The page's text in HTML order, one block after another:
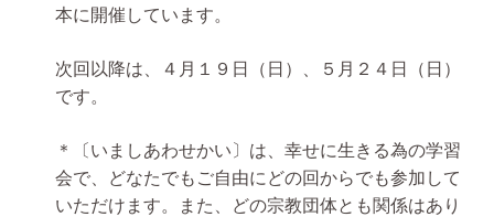
本に開催しています。
次回以降は、４月１９日（日）、５月２４日（日）
です。
＊〔いましあわせかい〕は、幸せに生きる為の学習
会で、どなたでもご自由にどの回からでも参加して
いただけます。また、どの宗教団体とも関係はあり